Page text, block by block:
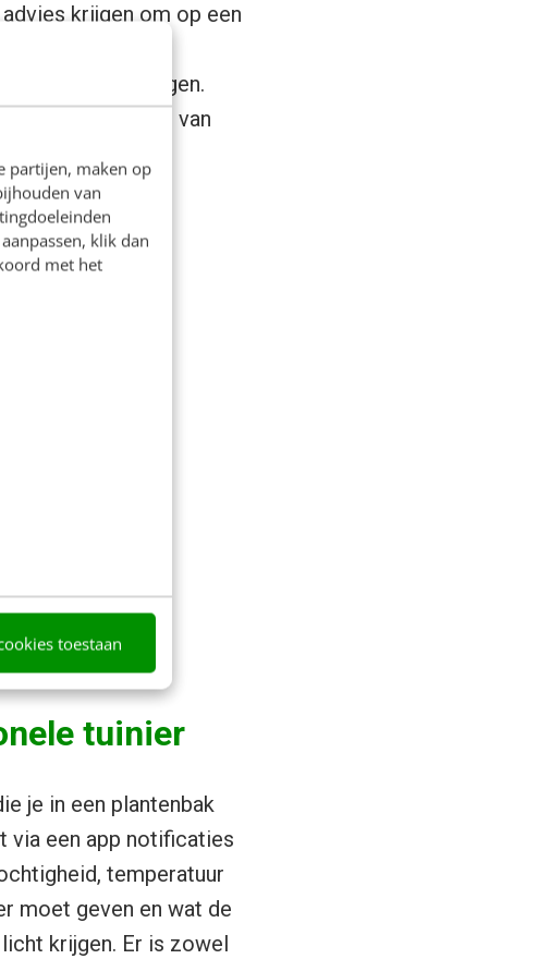
partijen, maken op
van
klik dan
met het
toestaan
krijgen om op een
van
toe te voegen.
producten van
tuinier
je in een plantenbak
via een app notificaties
temperatuur
moet geven en wat de
krijgen. Er is zowel